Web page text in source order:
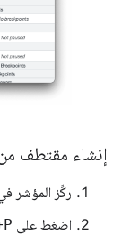
إنشاء مقتطف من
ركِّز المؤشر
اضغط على P